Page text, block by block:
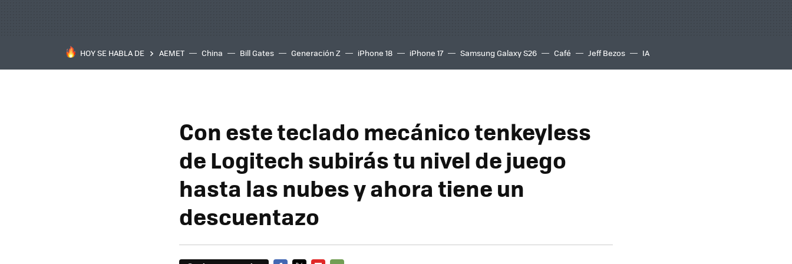
HOY SE HABLA DE AEMET China Bill Gates Generación Z iPhone 18 iPhone 17 Samsung Galaxy S26 Café Jeff Bezos IA
Con este teclado mecánico tenkeyless
de Logitech subirás tu nivel de juego
hasta las nubes y ahora tiene un
descuentazo